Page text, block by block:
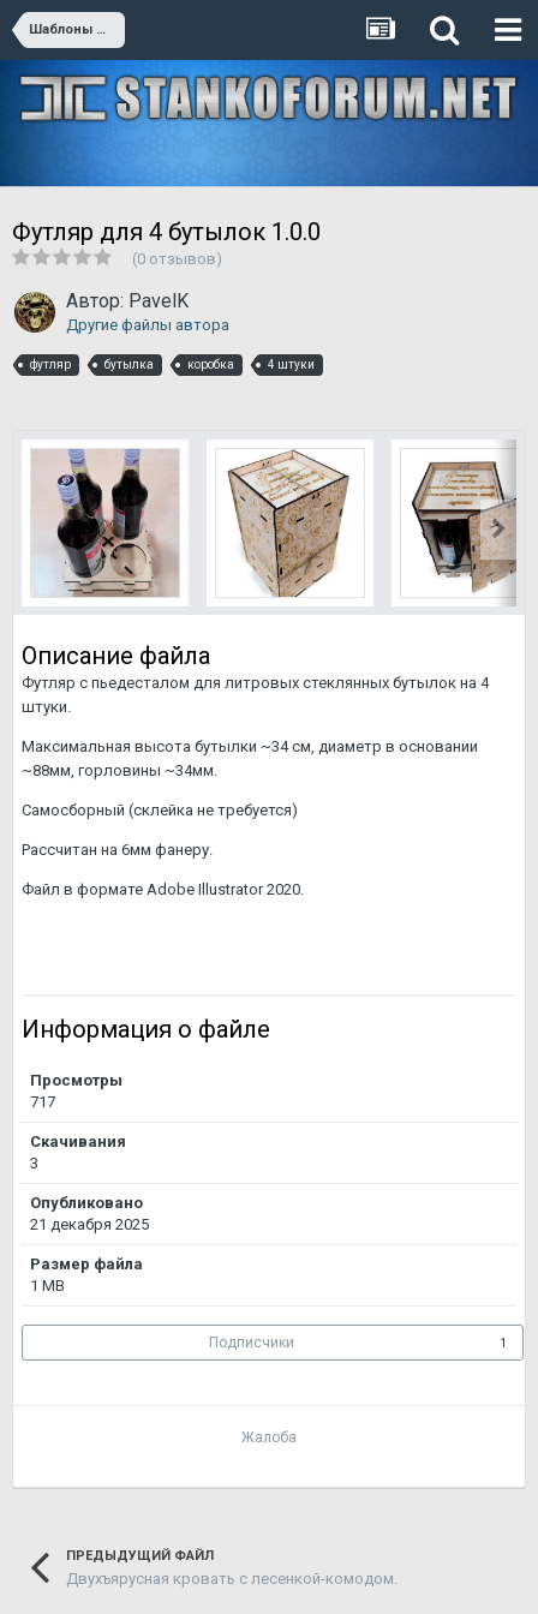
Шаблоны для резки (премиум)
Футляр для 4 бутылок 1.0.0
(0 отзывов)
Автор: PavelK
Другие файлы автора
футляр бутылка коробка 4 штуки
Описание файла
Футляр с пьедесталом для литровых стеклянных бутылок на 4
штуки.
Максимальная высота бутылки ~34 см, диаметр в основании
~88мм, горловины ~34мм.
Самосборный (склейка не требуется)
Рассчитан на 6мм фанеру.
Файл в формате Adobe Illustrator 2020.
Информация о файле
Просмотры
717
Скачивания
3
Опубликовано
21 декабря 2025
Размер файла
1 MB
Подписчики 1
Жалоба
ПРЕДЫДУЩИЙ ФАЙЛ
Двухъярусная кровать с лесенкой-комодом.